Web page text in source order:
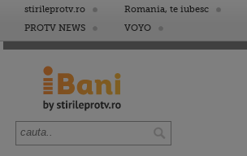
stirileprotv.ro Romania, te iubesc
PROTV NEWS
VOYO